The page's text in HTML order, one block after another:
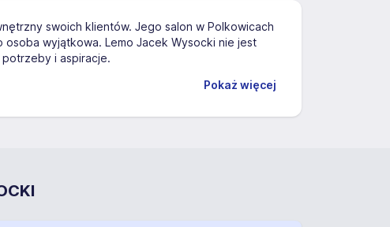
swoich klientów. Jego salon w Polkowicach
wyjątkowa. Lemo Jacek Wysocki nie jest
i aspiracje.
Pokaż więcej